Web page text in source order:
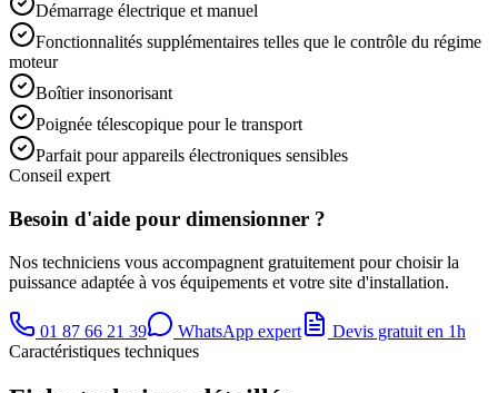
Démarrage électrique et manuel
Fonctionnalités supplémentaires telles que le contrôle du régime
moteur
Boîtier insonorisant
Poignée télescopique pour le transport
Parfait pour appareils électroniques sensibles
Conseil expert
Besoin d'aide pour dimensionner ?
Nos techniciens vous accompagnent gratuitement pour choisir la
puissance adaptée à vos équipements et votre site d'installation.
01 87 66 21 39 WhatsApp expert
Devis gratuit en 1h
Caractéristiques techniques